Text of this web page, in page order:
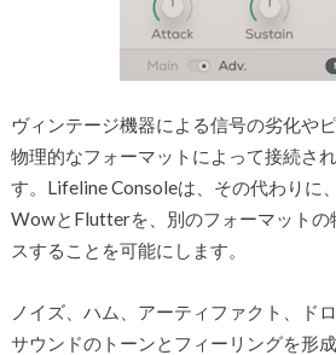
ヴィンテージ機器による信号の劣化や
物理的なフォーマットによって接続さ
す。Lifeline Consoleは、その代わりに
WowとFlutterを、別のフォーマットの
スすることを可能にします。
ノイズ、ハム、アーティファクト、ド
サウンドのトーンとフィーリングを形